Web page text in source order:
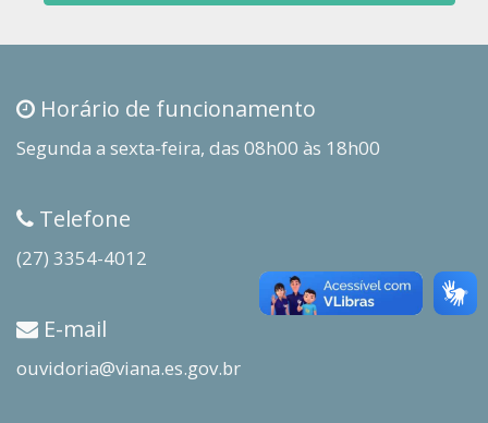
Horário de funcionamento
Segunda a sexta-feira, das 08h00 às 18h00
Telefone
(27) 3354-4012
E-mail
ouvidoria@viana.es.gov.br